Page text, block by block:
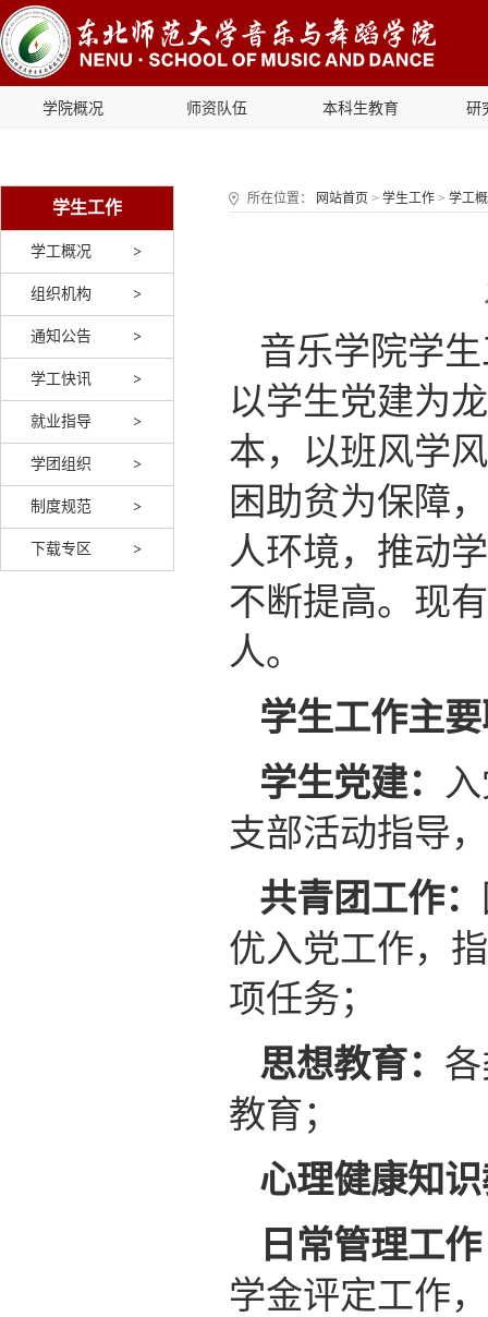
学院概况 师资队伍 本科生教育 研
学生工作
学工概况
组织机构
通知公告
学工快讯
就业指导
学团组织
制度规范
下载专区
所在位置： 网站首页 > 学生工作 > 学工
音乐学院学
以学生党建为
本，以班风学
困助贫为保障
人环境，推动
不断提高。现
人。
学生工作主
学生党建：
支部活动指导
共青团工作：
优入党工作，
项任务；
思想教育：
教育；
心理健康知
日常管理工
学金评定工作